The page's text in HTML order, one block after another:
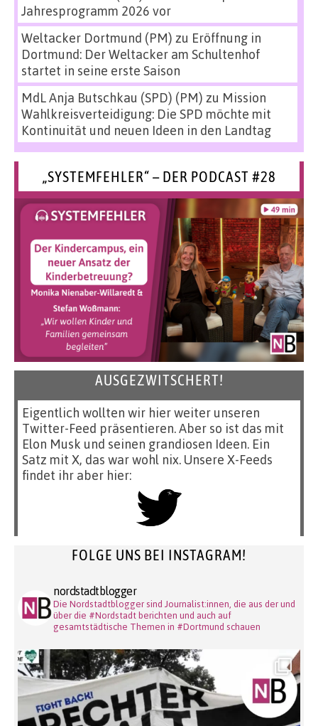
Jahresprogramm 2026 vor
Weltacker Dortmund (PM) zu Eröffnung in
Dortmund: Der Weltacker am Schultenhof
startet in seine erste Saison
MdL Anja Butschkau (SPD) (PM) zu Mission
Wahlkreisverteidigung: Die SPD möchte mit
Kontinuität und neuen Ideen in den Landtag
„SYSTEMFEHLER“ – DER PODCAST #28
AUSGEZWITSCHERT!
Eigentlich wollten wir hier weiter unseren
Twitter-Feed präsentieren. Aber so ist das mit
Elon Musk und seinen grandiosen Ideen. Ein
Satz mit X, das war wohl nix. Unsere X-Feeds
findet ihr aber hier:
FOLGE UNS BEI INSTAGRAM!
nordstadtblogger
Die Nordstadtblogger sind Journalist:innen, die aus der und
über die #Nordstadt berichten und auch auf
gesamtstädtische Themen in #Dortmund schauen